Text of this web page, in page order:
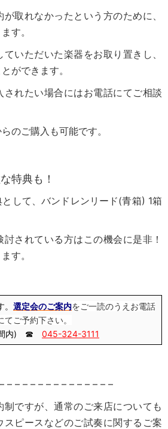
取れなかったという方のために、
す。
ていただいた楽器をお取り置きし、
ができます。
されたい場合にはお電話にてご相談
のご購入も可能です。
特典も！
して、バンドレンリード(青箱) 1箱
されている方はこの機会に是非！
す。
選定会のご案内をご一読のうえお電話
てご予約下さい。
間内) ☎ 045-324-3111
– – – – – – – – – – – – – –
制ですが、通常のご来店についても
スピースなどのご試奏に関するご案